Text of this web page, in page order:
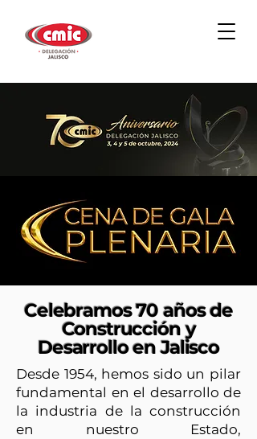
Celebramos 70 años de
Construcción y
Desarrollo en Jalisco
Desde 1954, hemos sido un pilar
fundamental en el desarrollo de
la industria de la construcción
en nuestro Estado,